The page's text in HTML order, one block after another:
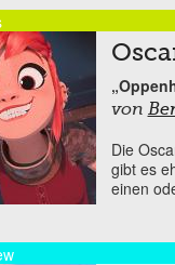
von
Die
gibt es
einen